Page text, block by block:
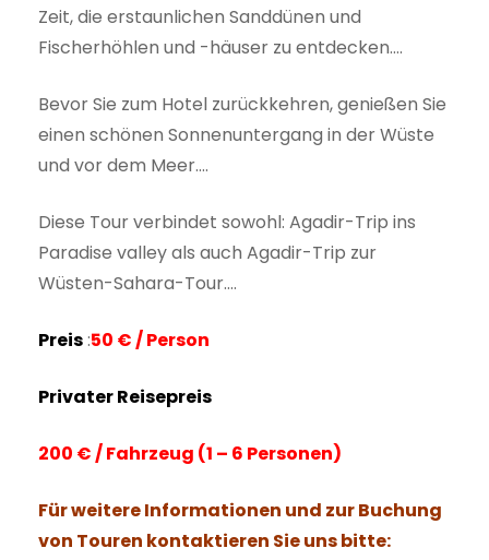
Zeit, die erstaunlichen Sanddünen und
Fischerhöhlen und -häuser zu entdecken….
Bevor Sie zum Hotel zurückkehren, genießen Sie
einen schönen Sonnenuntergang in der Wüste
und vor dem Meer….
Diese Tour verbindet sowohl: Agadir-Trip ins
Paradise valley als auch Agadir-Trip zur
Wüsten-Sahara-Tour….
Preis:50 € / Person
Privater Reisepreis
200 € / Fahrzeug (1 – 6 Personen)
Für weitere Informationen und zur Buchung
von Touren kontaktieren Sie uns bitte: